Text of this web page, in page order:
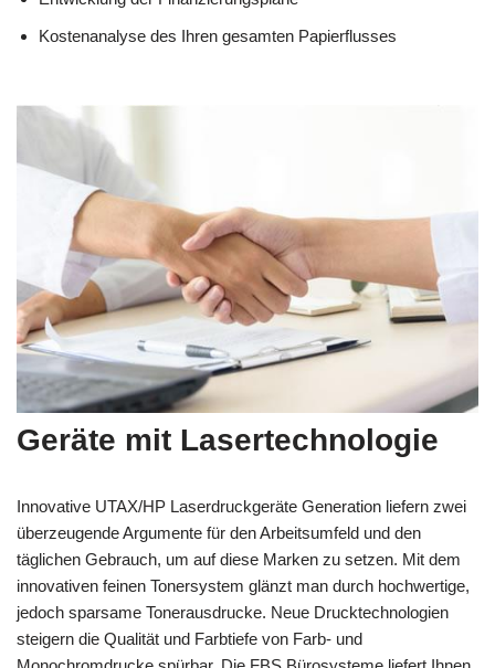
Kostenanalyse des Ihren gesamten Papierflusses
Geräte mit Lasertechnologie
Innovative UTAX/HP Laserdruckgeräte Generation liefern zwei
überzeugende Argumente für den Arbeitsumfeld und den
täglichen Gebrauch, um auf diese Marken zu setzen. Mit dem
innovativen feinen Tonersystem glänzt man durch hochwertige,
jedoch sparsame Tonerausdrucke. Neue Drucktechnologien
steigern die Qualität und Farbtiefe von Farb- und